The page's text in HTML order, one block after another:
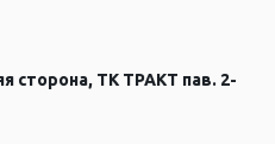
сторона, ТК ТРАКТ пав. 2-